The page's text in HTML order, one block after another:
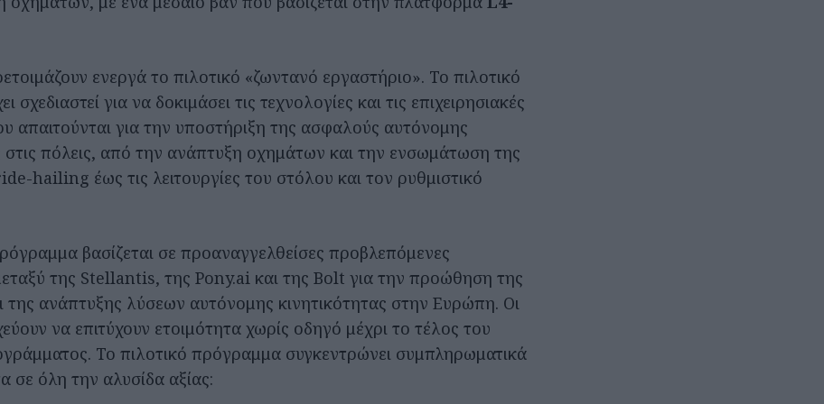
ενεργά το πιλοτικό «ζωντανό εργαστήριο». Το πιλοτικό
σχεδιαστεί για να δοκιμάσει τις τεχνολογίες και τις επιχειρησιακές
απαιτούνται για την υποστήριξη της ασφαλούς αυτόνομης
στις πόλεις, από την ανάπτυξη οχημάτων και την ενσωμάτωση της
hailing έως τις λειτουργίες του στόλου και τον ρυθμιστικό
βασίζεται σε προαναγγελθείσες προβλεπόμενες
της Stellantis, της Pony.ai και της Bolt για την προώθηση της
της ανάπτυξης λύσεων αυτόνομης κινητικότητας στην Ευρώπη. Οι
να επιτύχουν ετοιμότητα χωρίς οδηγό μέχρι το τέλος του
Το πιλοτικό πρόγραμμα συγκεντρώνει συμπληρωματικά
σε όλη την αλυσίδα αξίας: